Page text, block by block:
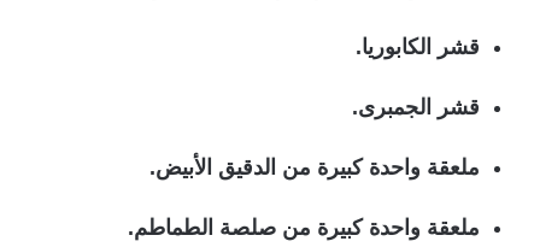
قشر الكابوريا.
قشر الجمبرى.
ملعقة واحدة كبيرة من الدقيق الأبيض.
ملعقة واحدة كبيرة من صلصة الطماطم.